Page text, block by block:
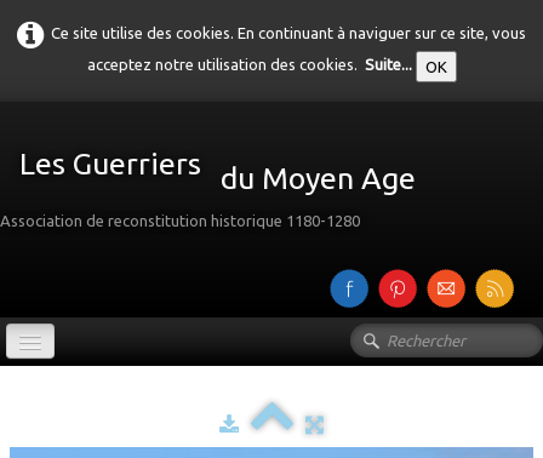
Ce site utilise des cookies. En continuant à naviguer sur ce site, vous
acceptez notre utilisation des cookies. Suite... OK
Les Guerriers du Moyen Age
Association de reconstitution historique 1180-1280